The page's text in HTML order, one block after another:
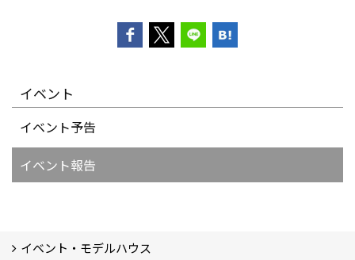
イベント
イベント予告
イベント報告
イベント・モデルハウス